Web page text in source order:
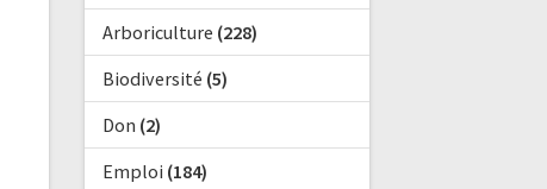
Arboriculture (228)
Biodiversité (5)
Don (2)
Emploi (184)